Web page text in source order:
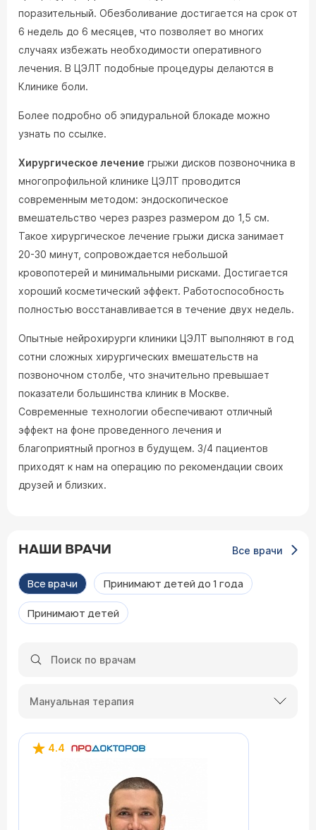
поразительный. Обезболивание достигается на срок от
6 недель до 6 месяцев, что позволяет во многих
случаях избежать необходимости оперативного
лечения. В ЦЭЛТ подобные процедуры делаются в
Клинике боли.
Более подробно об эпидуральной блокаде можно
узнать по ссылке.
Хирургическое лечение грыжи дисков позвоночника в
многопрофильной клинике ЦЭЛТ проводится
современным методом: эндоскопическое
вмешательство через разрез размером до 1,5 см.
Такое хирургическое лечение грыжи диска занимает
20-30 минут, сопровождается небольшой
кровопотерей и минимальными рисками. Достигается
хороший косметический эффект. Работоспособность
полностью восстанавливается в течение двух недель.
Опытные нейрохирурги клиники ЦЭЛТ выполняют в год
сотни сложных хирургических вмешательств на
позвоночном столбе, что значительно превышает
показатели большинства клиник в Москве.
Современные технологии обеспечивают отличный
эффект на фоне проведенного лечения и
благоприятный прогноз в будущем. 3/4 пациентов
приходят к нам на операцию по рекомендации своих
друзей и близких.
НАШИ ВРАЧИ Все врачи
Все врачи Принимают детей до 1 года
Принимают детей
Мануальная терапия
4.4